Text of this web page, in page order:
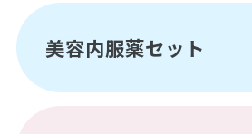
美容内服薬セット